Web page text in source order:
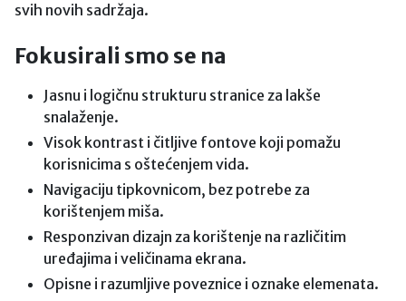
svih novih sadržaja.
Fokusirali smo se na
Jasnu i logičnu strukturu stranice za lakše
snalaženje.
Visok kontrast i čitljive fontove koji pomažu
korisnicima s oštećenjem vida.
Navigaciju tipkovnicom, bez potrebe za
korištenjem miša.
Responzivan dizajn za korištenje na različitim
uređajima i veličinama ekrana.
Opisne i razumljive poveznice i oznake elemenata.